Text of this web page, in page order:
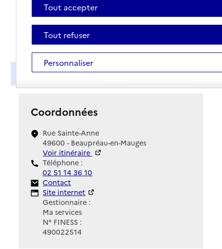
Présentation
Coordonnées
Rue Sainte-Anne
49600 - Beaupréau-en-Mauges
Voir itinéraire
Téléphone :
02 51 14 36 10
Contact
Contact
Site Internet
Site internet
Gestionnaire :
Ma services
N° FINESS :
490022514
Tout accepter
Tout refuser
Personnaliser